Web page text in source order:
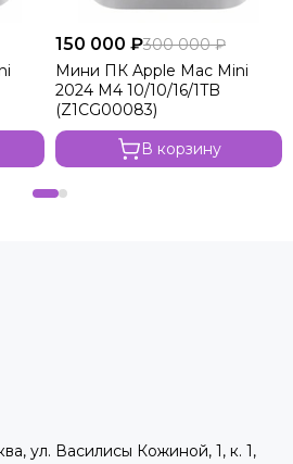
150 000 ₽300 000 ₽
Мини ПК Apple Mac Mini
2024 M4 10/10/16/1TB
(Z1CG00083)
В корзину
ул. Василисы Кожиной, 1, к. 1,